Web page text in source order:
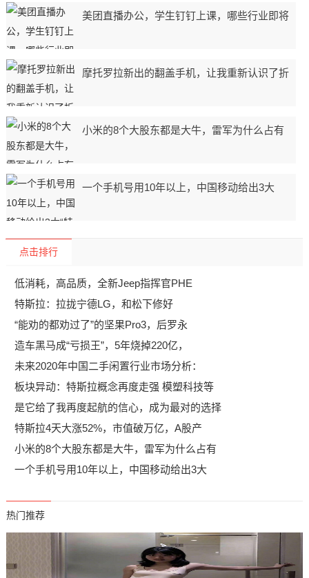
美团直播办公，学生钉钉上课，哪些行业即将
摩托罗拉新出的翻盖手机，让我重新认识了折
小米的8个大股东都是大牛，雷军为什么占有
一个手机号用10年以上，中国移动给出3大
点击排行
低消耗，高品质，全新Jeep指挥官PHE
特斯拉：拉拢宁德LG，和松下修好
“能劝的都劝过了”的坚果Pro3，后罗永
造车黑马成“亏损王”，5年烧掉220亿，
未来2020年中国二手闲置行业市场分析：
板块异动：特斯拉概念再度走强 模塑科技等
是它给了我再度起航的信心，成为最对的选择
特斯拉4天大涨52%，市值破万亿，A股产
小米的8个大股东都是大牛，雷军为什么占有
一个手机号用10年以上，中国移动给出3大
热门推荐